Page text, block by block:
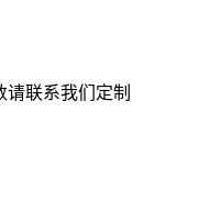
联系我们定制